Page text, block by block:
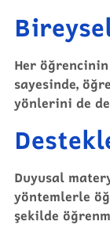
Her
sayesinde,
yönlerini de
Duyusal
yöntemlerle
şekilde